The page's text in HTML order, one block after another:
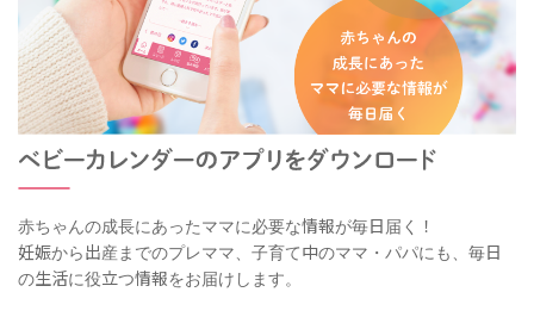
赤ちゃんの成長にあったママに必要な情報が毎日届く！
妊娠から出産までのプレママ、子育て中のママ・パパにも、毎日
の生活に役立つ情報をお届けします。